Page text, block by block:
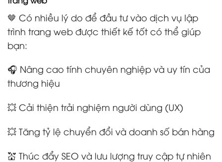
🤎 Có nhiều lý do để đầu tư vào dịch vụ lập
trình trang web được thiết kế tốt có thể giúp
bạn:
🎧 Nâng cao tính chuyên nghiệp và uy tín của
thương hiệu
💥 Cải thiện trải nghiệm người dùng (UX)
💥 Tăng tỷ lệ chuyển đổi và doanh số bán hàng
💒 Thúc đẩy SEO và lưu lượng truy cập tự nhiên